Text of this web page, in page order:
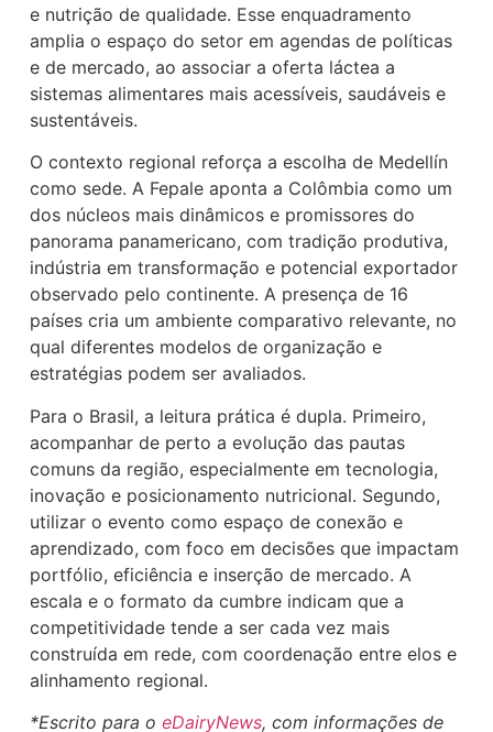
e nutrição de qualidade. Esse enquadramento
amplia o espaço do setor em agendas de políticas
e de mercado, ao associar a oferta láctea a
sistemas alimentares mais acessíveis, saudáveis e
sustentáveis.
O contexto regional reforça a escolha de Medellín
como sede. A Fepale aponta a Colômbia como um
dos núcleos mais dinâmicos e promissores do
panorama panamericano, com tradição produtiva,
indústria em transformação e potencial exportador
observado pelo continente. A presença de 16
países cria um ambiente comparativo relevante, no
qual diferentes modelos de organização e
estratégias podem ser avaliados.
Para o Brasil, a leitura prática é dupla. Primeiro,
acompanhar de perto a evolução das pautas
comuns da região, especialmente em tecnologia,
inovação e posicionamento nutricional. Segundo,
utilizar o evento como espaço de conexão e
aprendizado, com foco em decisões que impactam
portfólio, eficiência e inserção de mercado. A
escala e o formato da cumbre indicam que a
competitividade tende a ser cada vez mais
construída em rede, com coordenação entre elos e
alinhamento regional.
*Escrito para oeDairyNews, com informações de